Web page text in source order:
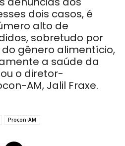
dois casos, é
alto de
sobretudo por
gênero alimentício,
a saúde da
o diretor-
AM, Jalil Fraxe.
Procon-AM